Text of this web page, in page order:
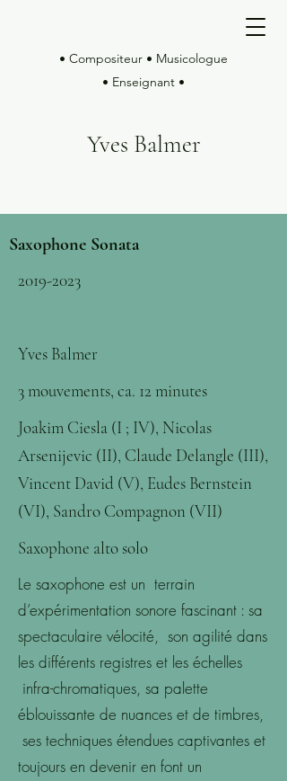
• Compositeur • Musicologue
• Enseignant •
Yves Balmer
Saxophone Sonata
2019-2023
Yves Balmer
3 mouvements, ca. 12 minutes
Joakim Ciesla (I ; IV), Nicolas
Arsenijevic (II), Claude Delangle (III),
Vincent David (V), Eudes Bernstein
(VI), Sandro Compagnon (VII)
Saxophone alto solo
Le saxophone est un terrain
d’expérimentation sonore fascinant : sa
spectaculaire vélocité, son agilité dans
les différents registres et les échelles
infra-chromatiques, sa palette
éblouissante de nuances et de timbres,
ses techniques étendues captivantes et
toujours en devenir en font un